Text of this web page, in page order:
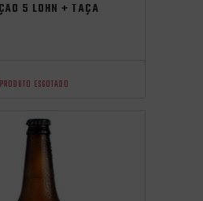
5 LOHN + TAÇA
PRODUTO ESGOTADO